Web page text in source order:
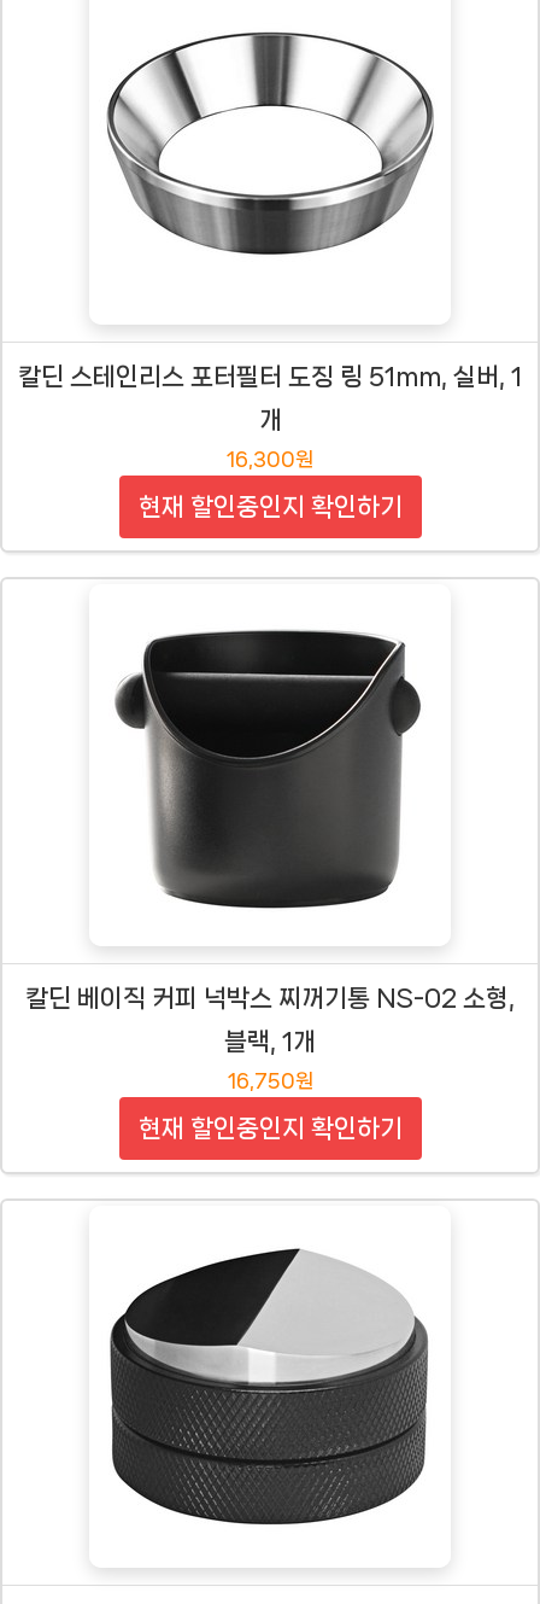
칼딘 스테인리스 포터필터 도징 링 51mm, 실버, 1
개
16,300원
현재 할인중인지 확인하기
칼딘 베이직 커피 넉박스 찌꺼기통 NS-02 소형,
블랙, 1개
16,750원
현재 할인중인지 확인하기